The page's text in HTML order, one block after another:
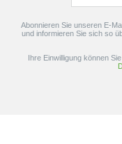
Abonnieren Sie unseren E-
und informieren Sie sich so
Ihre Einwilligung können